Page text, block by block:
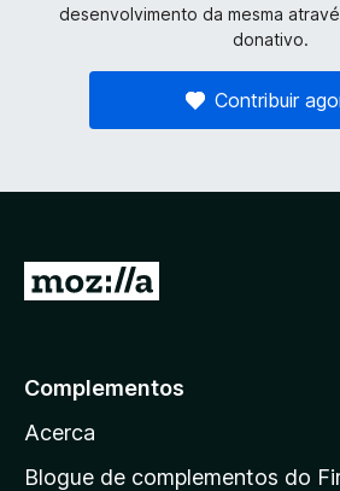
desenvolvimento da mesma
donativo.
Contribuir
a
a
a
Complementos
Acerca
Blogue de complementos do